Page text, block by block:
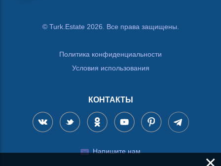
© Turk.Estate 2026. Все права защищены.
Политика конфиденциальности
Условия использования
КОНТАКТЫ
Напишите нам